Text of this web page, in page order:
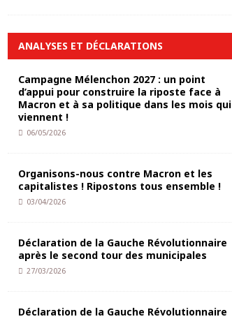
ANALYSES ET DÉCLARATIONS
Campagne Mélenchon 2027 : un point
d’appui pour construire la riposte face à
Macron et à sa politique dans les mois qui
viennent !
06/05/2026
Organisons-nous contre Macron et les
capitalistes ! Ripostons tous ensemble !
03/04/2026
Déclaration de la Gauche Révolutionnaire
après le second tour des municipales
27/03/2026
Déclaration de la Gauche Révolutionnaire